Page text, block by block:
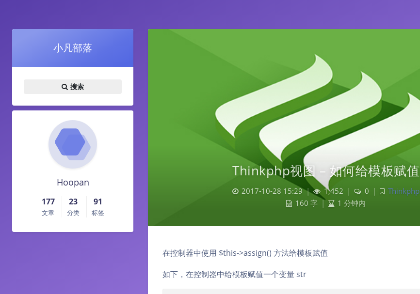
小凡部落
搜索
Hoopan
177
文章
23
分类
91
标签
Thinkphp视图 – 如何给模板赋值
2017-10-28 15:29 | 1,452 0
Thinkphp
160 字
1 分钟内
在控制器中使用 $this->assign() 方法给模板赋值
如下，在控制器中给模板赋值一个变量 str